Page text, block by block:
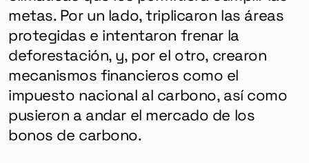
metas. Por un lado, triplicaron las áreas
protegidas e intentaron frenar la
deforestación, y, por el otro, crearon
mecanismos financieros como el
impuesto nacional al carbono, así como
pusieron a andar el mercado de los
bonos de carbono.